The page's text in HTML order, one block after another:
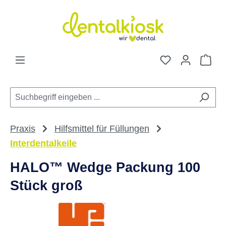
Zum Hauptinhalt springen
Du hast 0
Praxis
Hilfsmittel für Füllungen
Interdentalkeile
HALO™ Wedge Packung 100
Stück groß